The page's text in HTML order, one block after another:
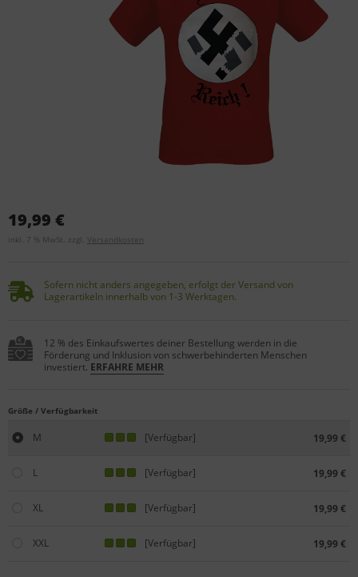
19,99 €
inkl. 7 % MwSt. zzgl. Versandkosten
Sofern nicht anders angegeben, erfolgt der Versand von
Lagerartikeln innerhalb von 1-3 Werktagen.
12 % des Einkaufswertes deiner Bestellung werden in die
Förderung und Inklusion von schwerbehinderten Menschen
investiert. ERFAHRE MEHR
Größe / Verfügbarkeit
M [Verfügbar] 19,99 €
L [Verfügbar] 19,99 €
XL [Verfügbar] 19,99 €
XXL [Verfügbar] 19,99 €